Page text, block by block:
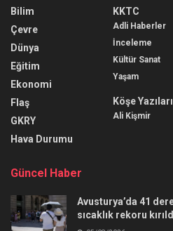
Bilim
Çevre
Dünya
Eğitim
Ekonomi
Flaş
GKRY
Hava Durumu
KKTC
Adli Haberler
İnceleme
Kültür Sanat
Yaşam
Köşe Yazıları
Ali Kişmir
Güncel Haber
Avusturya’da 41
sıcaklık rekoru